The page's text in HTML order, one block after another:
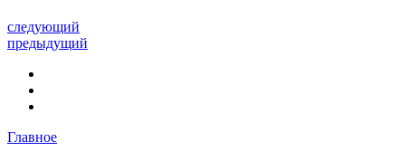
следующий
предыдущий
Главное